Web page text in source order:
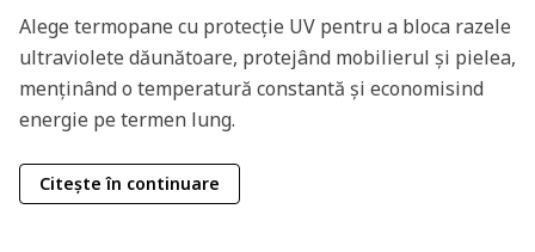
Alege termopane cu protecție UV pentru a bloca razele
ultraviolete dăunătoare, protejând mobilierul și pielea,
menținând o temperatură constantă și economisind
energie pe termen lung.
Citește în continuare